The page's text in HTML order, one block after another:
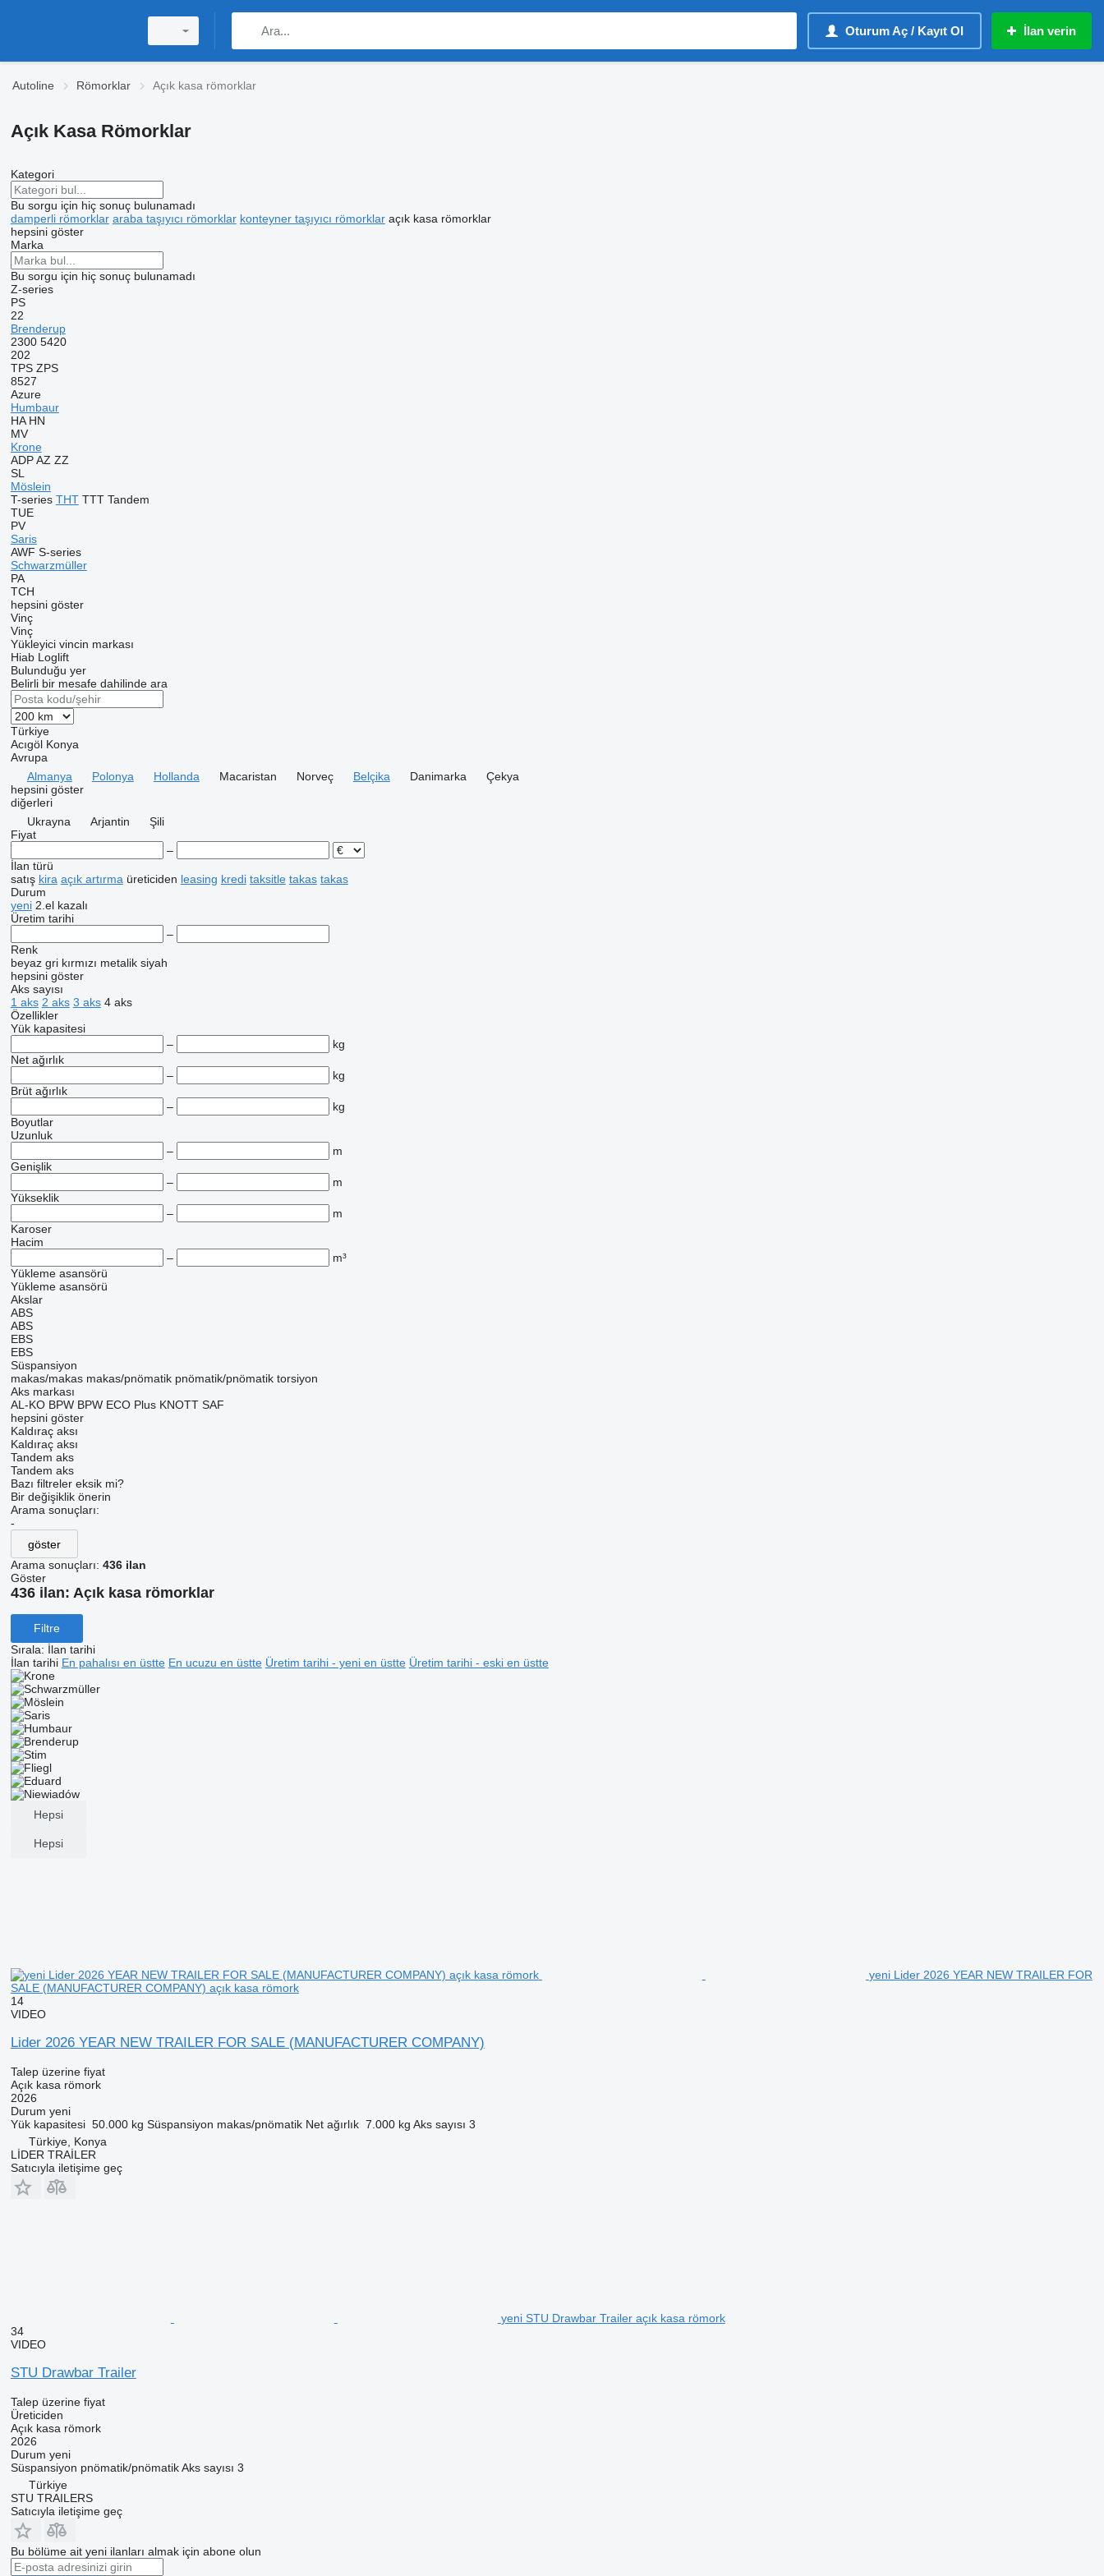
Oturum Aç / Kayıt Ol İlan verin
Autoline Römorklar Açık kasa römorklar
Açık Kasa Römorklar
Kategori
Bu sorgu için hiç sonuç bulunamadı
damperli römorklar araba taşıyıcı römorklar konteyner taşıyıcı römorklar açık kasa römorklar
hepsini göster
Marka
Bu sorgu için hiç sonuç bulunamadı
Z-series
PS
22
Brenderup
2300 5420
202
TPS ZPS
8527
Azure
Humbaur
HA HN
MV
Krone
ADP AZ ZZ
SL
Möslein
T-series THT TTT Tandem
TUE
PV
Saris
AWF S-series
Schwarzmüller
PA
TCH
hepsini göster
Vinç
Vinç
Yükleyici vincin markası
Hiab Loglift
Bulunduğu yer
Belirli bir mesafe dahilinde ara
Türkiye
Acıgöl Konya
Avrupa
Almanya
Polonya Hollanda Macaristan Norveç Belçika Danimarka
Çekya
hepsini göster
diğerleri
Ukrayna
Arjantin
Şili
Fiyat
–
İlan türü
satış kira açık artırma üreticiden leasing kredi taksitle takas takas
Durum
yeni 2.el kazalı
Üretim tarihi
–
Renk
beyaz gri kırmızı metalik siyah
hepsini göster
Aks sayısı
1 aks 2 aks 3 aks 4 aks
Özellikler
Yük kapasitesi
–
kg
Net ağırlık
–
kg
Brüt ağırlık
–
kg
Boyutlar
Uzunluk
–
m
Genişlik
–
m
Yükseklik
–
m
Karoser
Hacim
–
m³
Yükleme asansörü
Yükleme asansörü
Akslar
ABS
ABS
EBS
EBS
Süspansiyon
makas/makas makas/pnömatik pnömatik/pnömatik torsiyon
Aks markası
AL-KO BPW BPW ECO Plus KNOTT SAF
hepsini göster
Kaldıraç aksı
Kaldıraç aksı
Tandem aks
Tandem aks
Bazı filtreler eksik mi?
Bir değişiklik önerin
Arama sonuçları:
-
göster
Arama sonuçları: 436 ilan
Göster
436 ilan: Açık kasa römorklar
Filtre
Sırala: İlan tarihi
İlan tarihi En pahalısı en üstte En ucuzu en üstte Üretim tarihi - yeni en üstte Üretim tarihi - eski en üstte
Hepsi
Hepsi
yeni Lider 2026 YEAR NEW TRAILER FOR
SALE (MANUFACTURER COMPANY) açık kasa römork
14
VIDEO
Lider 2026 YEAR NEW TRAILER FOR SALE (MANUFACTURER COMPANY)
Talep üzerine fiyat
Açık kasa römork
2026
Durum yeni
Yük kapasitesi 50.000 kg Süspansiyon makas/pnömatik Net ağırlık 7.000 kg Aks sayısı 3
Türkiye, Konya
LİDER TRAİLER
Satıcıyla iletişime geç
yeni STU Drawbar Trailer açık kasa römork
34
VIDEO
STU Drawbar Trailer
Talep üzerine fiyat
Üreticiden
Açık kasa römork
2026
Durum yeni
Süspansiyon pnömatik/pnömatik Aks sayısı 3
Türkiye
STU TRAILERS
Satıcıyla iletişime geç
Bu bölüme ait yeni ilanları almak için abone olun